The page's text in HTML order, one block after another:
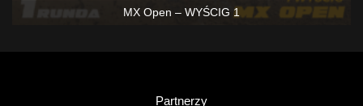
MX Open – WYŚCIG 1
Partnerzy